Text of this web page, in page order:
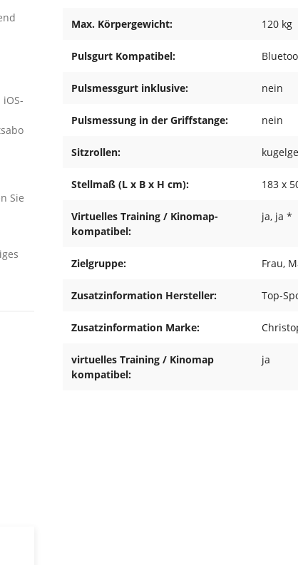
Sie
Max. Körpergewicht: 120 kg
Pulsgurt Kompatibel:
Pulsmessgurt inklusive: nein
Pulsmessung in der Griffstange: nein
Sitzrollen:
Stellmaß (L x B x H cm): 183 x
Virtuelles Training / Kinomap-
kompatibel:
ja, ja *
Zielgruppe: Frau,
Zusatzinformation Hersteller: Top-
Zusatzinformation Marke:
virtuelles Training / Kinomap
kompatibel:
ja